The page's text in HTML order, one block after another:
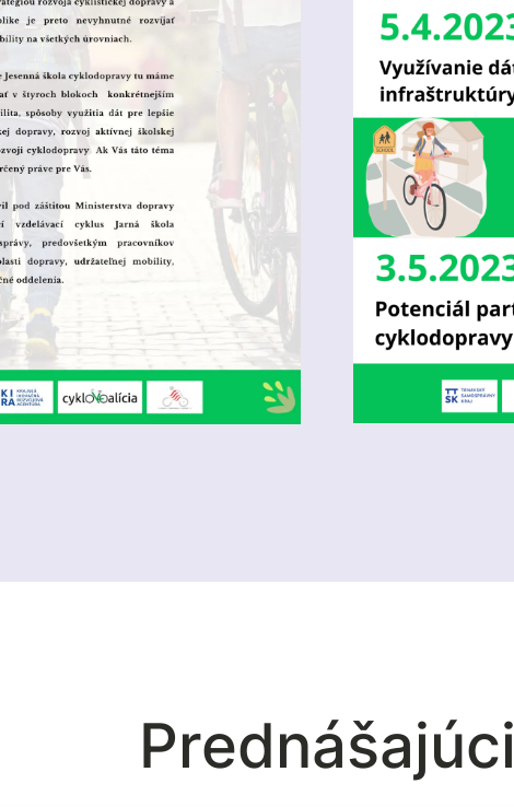
Prednášajúci